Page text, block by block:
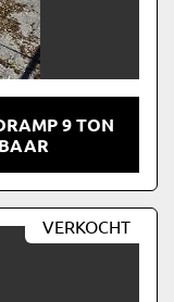
9 TON
VERKOCHT